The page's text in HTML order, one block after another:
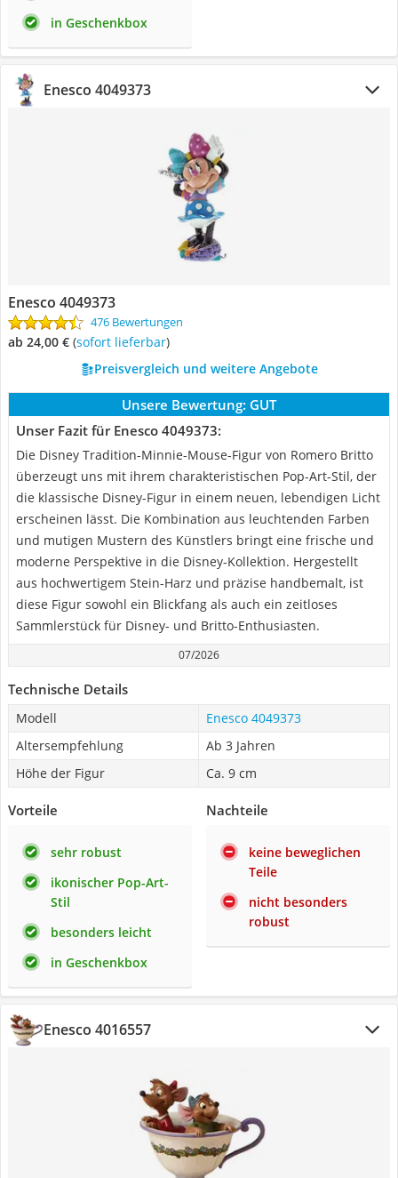
in Geschenkbox
Enesco 4049373
Enesco 4049373
476 Bewertungen
ab 24,00 € ( Sofort lieferbar)
Preisvergleich und weitere Angebote
Unsere Bewertung: GUT
Unser Fazit für Enesco 4049373:
Die Disney Tradition-Minnie-Mouse-Figur von Romero Britto
überzeugt uns mit ihrem charakteristischen Pop-Art-Stil, der
die klassische Disney-Figur in einem neuen, lebendigen Licht
erscheinen lässt. Die Kombination aus leuchtenden Farben
und mutigen Mustern des Künstlers bringt eine frische und
moderne Perspektive in die Disney-Kollektion. Hergestellt
aus hochwertigem Stein-Harz und präzise handbemalt, ist
diese Figur sowohl ein Blickfang als auch ein zeitloses
Sammlerstück für Disney- und Britto-Enthusiasten.
07/2026
Technische Details
Modell
Enesco 4049373
Altersempfehlung
Ab 3 Jahren
Höhe der Figur
Ca. 9 cm
Vorteile
sehr robust
ikonischer Pop-Art-
Stil
besonders leicht
in Geschenkbox
Nachteile
keine beweglichen
Teile
nicht besonders
robust
Enesco 4016557